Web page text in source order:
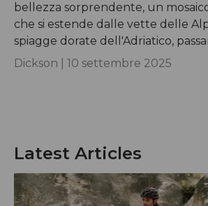
Latest Articles
bellezza sorprendente, un
che si estende dalle vette delle
spiagge dorate dell'Adriatico,
Dickson | 10 settembre 2025